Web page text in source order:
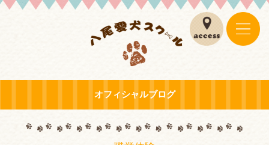
オフィシャルブログ